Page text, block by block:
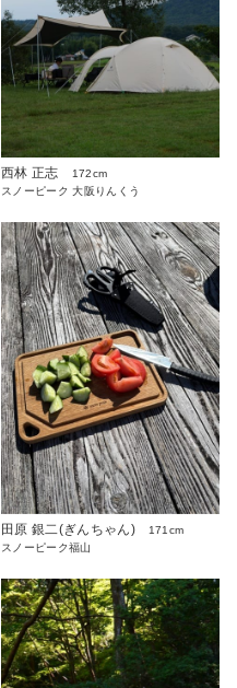
西林 正志
172cm
スノーピーク 大阪りんくう
田原 銀二(ぎんちゃん)
171cm
スノーピーク福山